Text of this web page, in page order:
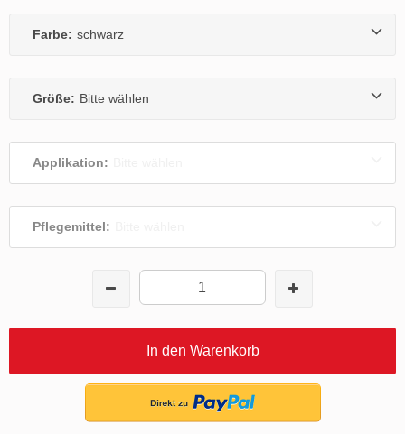
Farbe: schwarz
Größe: Bitte wählen
Applikation:
Pflegemittel:
In den Warenkorb